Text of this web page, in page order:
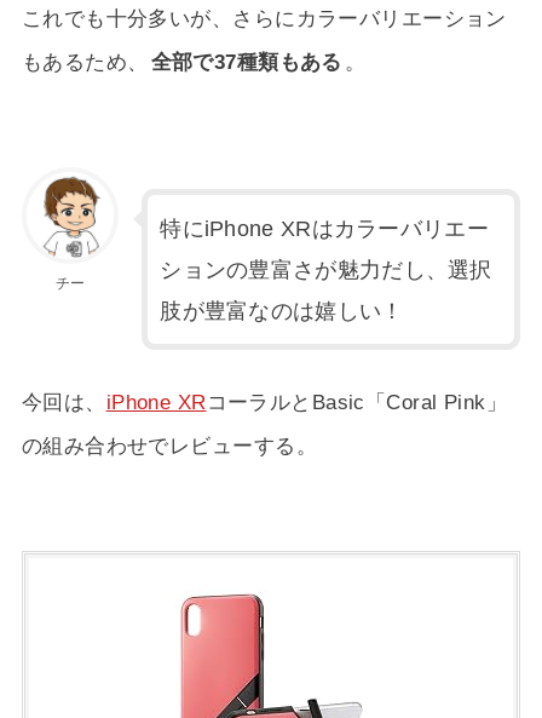
これでも十分多いが、さらにカラーバリエーション
もあるため、
全部で37種類もある 。
チー
特にiPhone XRはカラーバリエー
ションの豊富さが魅力だし、選択
肢が豊富なのは嬉しい！
今回は、 iPhone XR コーラルとBasic「Coral Pink」
の組み合わせでレビューする。